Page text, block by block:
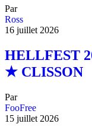
Par
Ross
16 juillet 2026
HELLFEST
★ CLISSON
Par
FooFree
15 juillet 2026